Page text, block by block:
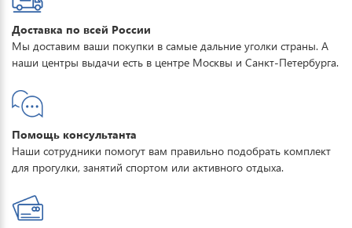
Доставка по всей России
Мы доставим ваши покупки в самые дальние уголки страны. А
наши центры выдачи есть в центре Москвы и Санкт-Петербурга.
Помощь консультанта
Наши сотрудники помогут вам правильно подобрать комплект
для прогулки, занятий спортом или активного отдыха.